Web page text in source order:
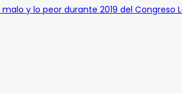
malo y lo peor durante 2019 del Congreso